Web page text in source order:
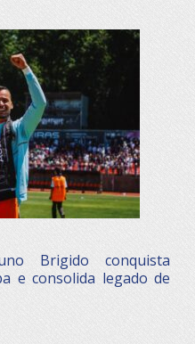
Brigido conquista
e consolida legado de